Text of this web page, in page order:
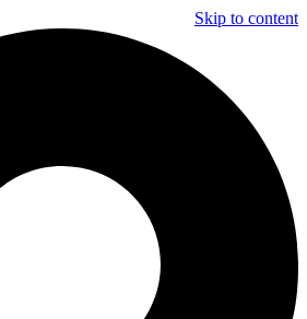
Skip to content